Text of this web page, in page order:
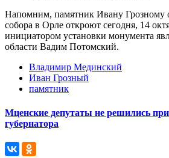
Напомним, памятник Ивану Грозному
собора в Орле откроют сегодня, 14
инициатором установки монумента
области Вадим Потомский.
Владимир Мединский
Иван Грозный
памятник
Мценские депутаты не решились
губернатора